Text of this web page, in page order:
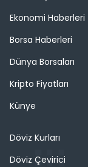
Ekonomi Haberleri
Borsa Haberleri
Dünya Borsaları
Kripto Fiyatları
Künye
Döviz Kurları
Döviz Çevirici